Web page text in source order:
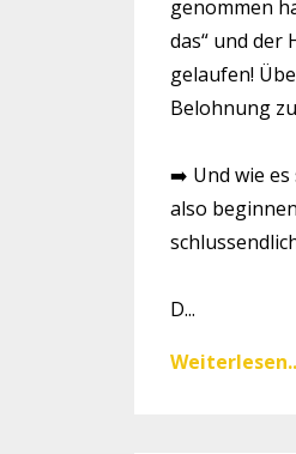
genommen
das“ und der
gelaufen!
Belohnung
➡️ Und wie es
also
D...